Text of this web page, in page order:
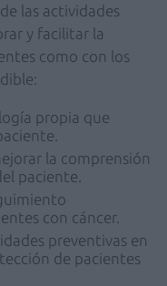
las actividades
y facilitar la
como con los
propia que
la comprensión
paciente.
con cáncer.
preventivas en
de pacientes